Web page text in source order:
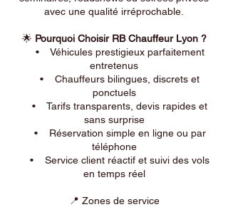
avec une qualité irréprochable.
🌟 Pourquoi Choisir RB Chauffeur Lyon ?
• Véhicules prestigieux parfaitement
entretenus
• Chauffeurs bilingues, discrets et
ponctuels
• Tarifs transparents, devis rapides et
sans surprise
• Réservation simple en ligne ou par
téléphone
• Service client réactif et suivi des vols
en temps réel
📍 Zones de service